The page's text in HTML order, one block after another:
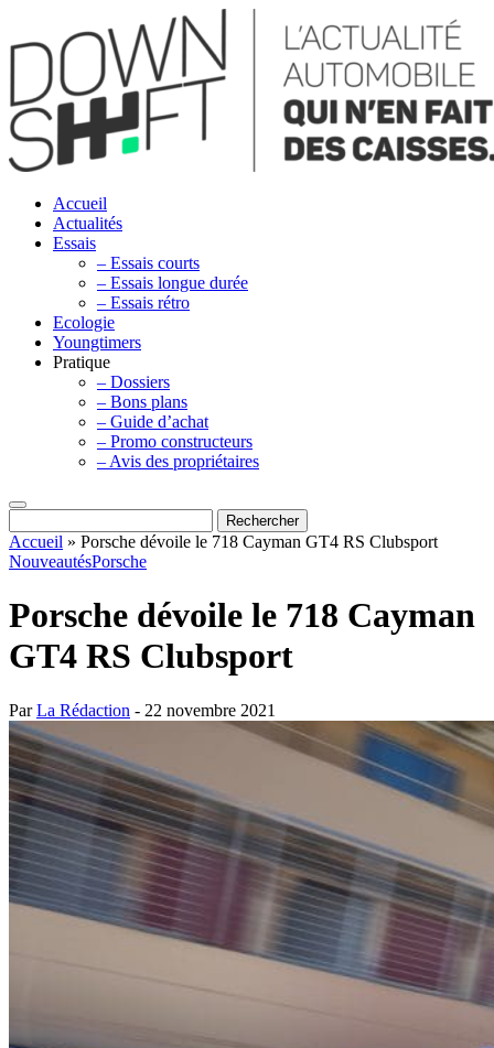
Accueil
Actualités
Essais
– Essais courts
– Essais longue durée
– Essais rétro
Ecologie
Youngtimers
Pratique
– Dossiers
– Bons plans
– Guide d’achat
– Promo constructeurs
– Avis des propriétaires
Accueil » Porsche dévoile le 718 Cayman GT4 RS Clubsport
NouveautésPorsche
Porsche dévoile le 718 Cayman
GT4 RS Clubsport
ParLa Rédaction - 22 novembre 2021